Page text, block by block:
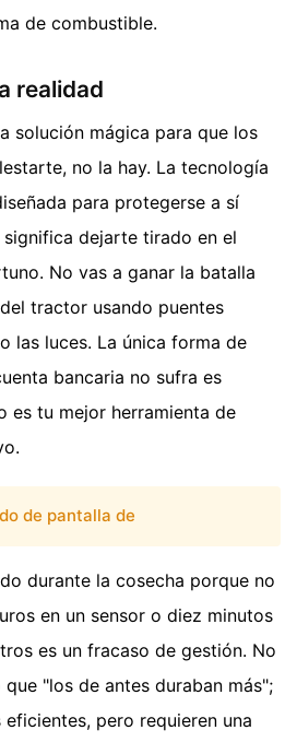
de combustible.
realidad
solución mágica para que los
no la hay. La tecnología
para protegerse a sí
significa dejarte tirado en el
No vas a ganar la batalla
tractor usando puentes
las luces. La única forma de
bancaria no sufra es
es tu mejor herramienta de
de pantalla de
durante la cosecha porque no
en un sensor o diez minutos
es un fracaso de gestión. No
"los de antes duraban más";
pero requieren una